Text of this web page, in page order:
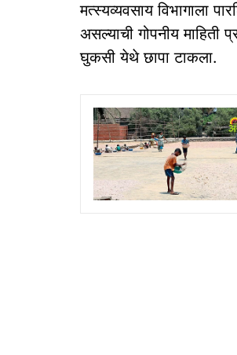
मत्स्यव्यवसाय विभागाला
असल्याची गोपनीय माहिती
घुकसी येथे छापा टाकला.